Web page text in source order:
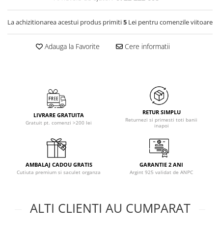
La achizitionarea acestui produs primiti5 Lei pentru comenzile viitoare
Adauga la Favorite Cere informatii
LIVRARE GRATUITA
Gratuit pt. comenzi >200 lei
RETUR SIMPLU
Returnezi si primesti toti banii
inapoi
AMBALAJ CADOU GRATIS
Cutiuta premium si saculet organza
GARANTIE 2 ANI
Argint 925 validat de ANPC
ALTI CLIENTI AU CUMPARAT